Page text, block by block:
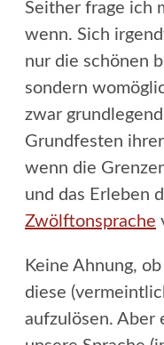
Seither frage ich
wenn. Sich
nur die schönen
sondern
zwar
Grundfesten ihrer
wenn die
und das Erleben
Zwölftonsprache
Keine Ahnung,
diese
aufzulösen. Aber